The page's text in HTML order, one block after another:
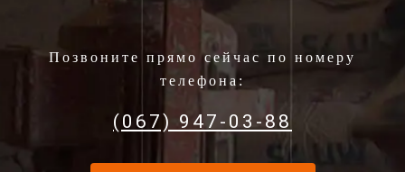
Позвоните прямо сейчас по номеру
телефона:
(067) 947-03-88